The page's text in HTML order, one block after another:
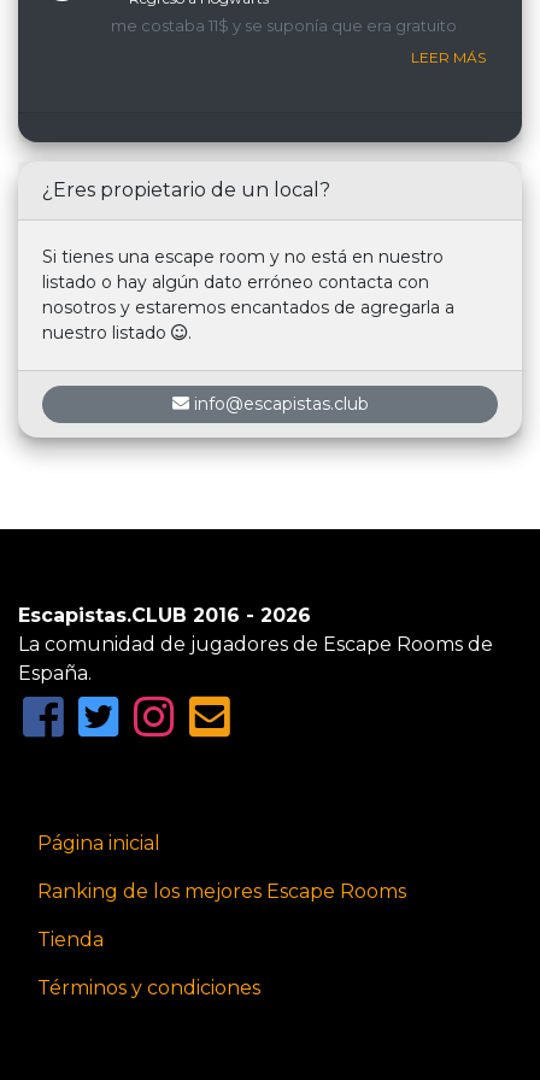
me costaba 11$ y se suponía que era gratuito
LEER MÁS
¿Eres propietario de un local?
Si tienes una escape room y no está en nuestro
listado o hay algún dato erróneo contacta con
nosotros y estaremos encantados de agregarla a
nuestro listado
.
info@escapistas.club
Escapistas.CLUB 2016 - 2026
La comunidad de jugadores de Escape Rooms de
España.
Página inicial
Ranking de los mejores Escape Rooms
Tienda
Términos y condiciones